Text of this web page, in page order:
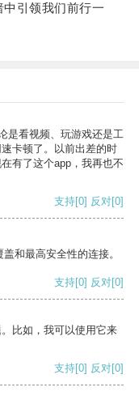
引领我们前行一
是看视频、玩游戏还是工
卡顿了。以前出差的时
有了这个app，我再也不
支持[0] 反对[0]
和最高安全性的连接。
支持[0] 反对[0]
比如，我可以使用它来
支持[0] 反对[0]